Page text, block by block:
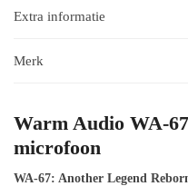
Extra informatie
Merk
Warm Audio WA-
microfoon
WA-67: Another Legend